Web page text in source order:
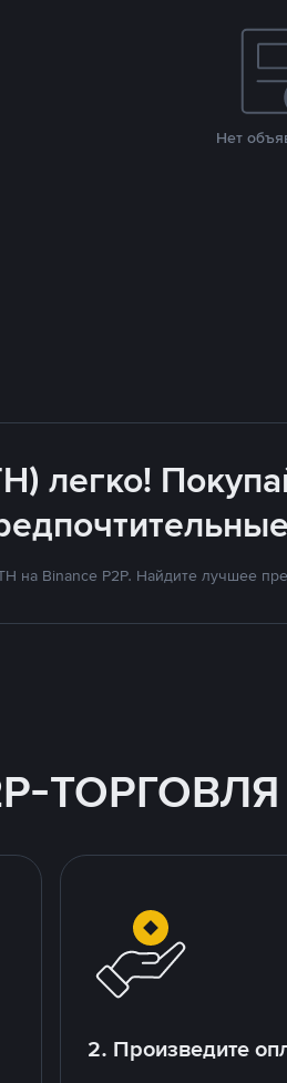
Нет
легко!
на Binance P2P. Найдите лучшее
ТОРГОВЛЯ
2. Произведите